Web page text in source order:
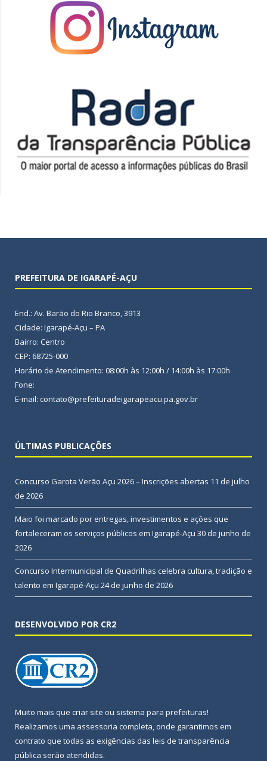
PREFEITURA DE IGARAPÉ-AÇU
End.: Av. Barão do Rio Branco, 3913
Cidade: Igarapé-Açu – PA
Bairro: Centro
CEP: 68725-000
Horário de Atendimento: 08:00h às 12:00h / 14:00h às 17:00h
Fone:
E-mail: contato@prefeituradeigarapeacu.pa.gov.br
ÚLTIMAS PUBLICAÇÕES
Concurso Garota Verão Açu 2026 – Inscrições abertas 11 de julho
de 2026
Maio foi marcado por entregas, investimentos e ações que
fortaleceram os serviços públicos em Igarapé-Açu 30 de junho de
2026
Concurso Intermunicipal de Quadrilhas celebra cultura, tradição e
talento em Igarapé-Açu 24 de junho de 2026
DESENVOLVIDO POR CR2
Muito mais que criar site ou sistema para prefeituras!
Realizamos uma assessoria completa, onde garantimos em
contrato que todas as exigências das leis de transparência
pública serão atendidas.